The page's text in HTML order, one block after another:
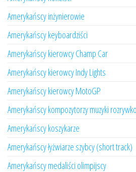
Amerykańscy inżynierowie
Amerykańscy keyboardziści
Amerykańscy kierowcy Champ Car
Amerykańscy kierowcy Indy Lights
Amerykańscy kierowcy MotoGP
Amerykańscy kompozytorzy muzyki
Amerykańscy koszykarze
Amerykańscy łyżwiarze szybcy (short track)
Amerykańscy medaliści olimpijscy